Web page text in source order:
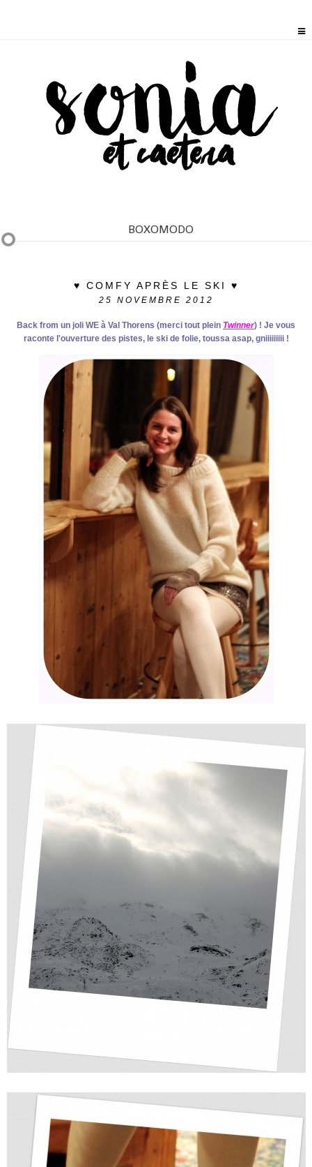
BOXOMODO
♥ COMFY APRÈS LE SKI ♥
25 NOVEMBRE 2012
Back from un joli WE à Val Thorens (merci tout plein Twinner) ! Je vous
raconte l'ouverture des pistes, le ski de folie, toussa asap, gniiiiiiiii !